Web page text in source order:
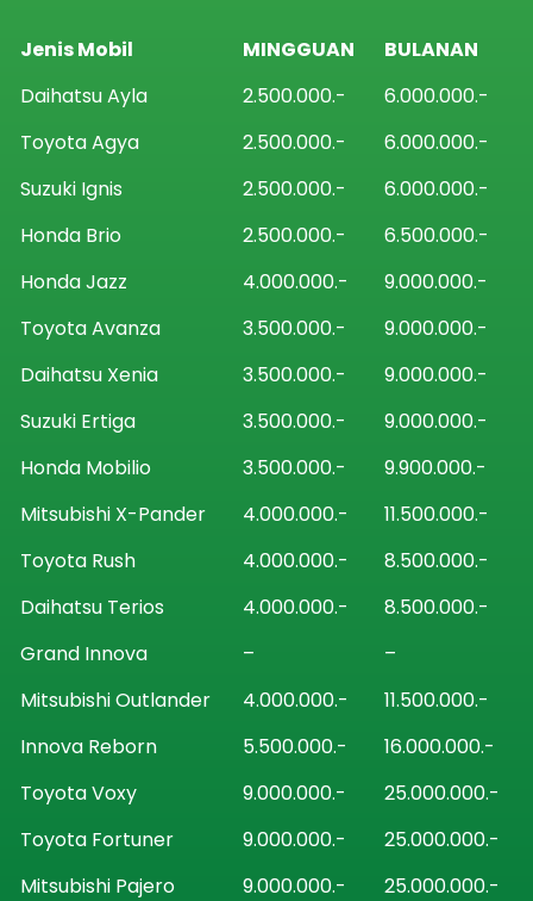
Jenis Mobil MINGGUAN
BULANAN
Daihatsu Ayla
2.500.000.-
6.000.000.-
Toyota Agya
2.500.000.-
6.000.000.-
Suzuki Ignis
2.500.000.-
6.000.000.-
Honda Brio
2.500.000.-
6.500.000.-
Honda Jazz
4.000.000.-
9.000.000.-
Toyota Avanza
3.500.000.-
9.000.000.-
Daihatsu Xenia
3.500.000.-
9.000.000.-
Suzuki Ertiga
3.500.000.-
9.000.000.-
Honda Mobilio
3.500.000.-
9.900.000.-
Mitsubishi X-Pander
4.000.000.-
11.500.000.-
Toyota Rush
4.000.000.-
8.500.000.-
Daihatsu Terios
4.000.000.-
8.500.000.-
Grand Innova
–
–
Mitsubishi Outlander
4.000.000.-
11.500.000.-
Innova Reborn
5.500.000.-
16.000.000.-
Toyota Voxy
9.000.000.-
25.000.000.-
Toyota Fortuner
9.000.000.-
25.000.000.-
Mitsubishi Pajero
9.000.000.-
25.000.000.-